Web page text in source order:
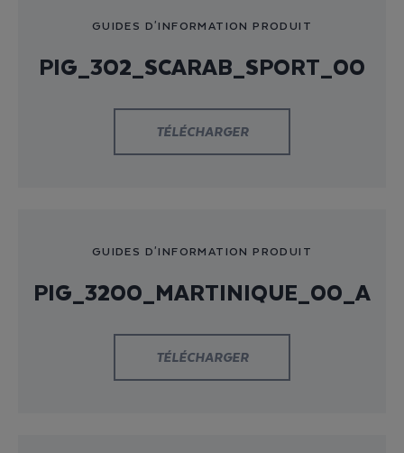
GUIDES D'INFORMATION PRODUIT
PIG_302_SCARAB_SPORT_00
TÉLÉCHARGER
GUIDES D'INFORMATION PRODUIT
PIG_3200_MARTINIQUE_00_A
TÉLÉCHARGER